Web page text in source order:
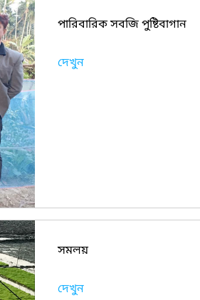
পারিবারিক সবজি পুষ্টিবাগান
দেখুন
সমলয়
দেখুন